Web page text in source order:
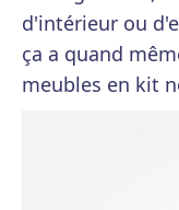
d'intérieur ou
ça a quand
meubles en kit